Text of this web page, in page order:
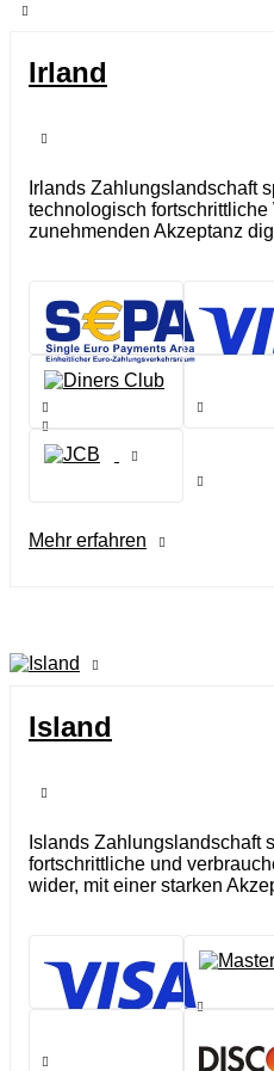
Irland
Irlands Zahlungslandschaft
technologisch
zunehmenden Akzeptanz
Mehr erfahren
Island
Islands Zahlungslandschaft
fortschrittliche und
wider, mit einer starken